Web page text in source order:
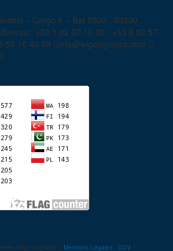
– Cargo 6 – Bat 3500 , 93290
Bureau : +33 1 82 37 10 30 / +33 9 82 57
50 10 40 09
info@wigologistics.com
Wigo Logistics. | Mentions Légales | CGV |